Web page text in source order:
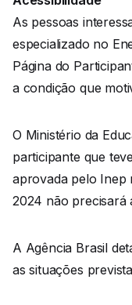
As pessoas
especializado no
Página do
a condição que
O Ministério da
participante que
aprovada pelo Inep
2024 não precisará
A Agência Brasil
as situações